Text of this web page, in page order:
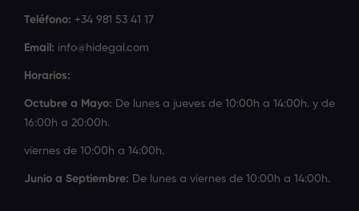
Teléfono: +34 981 53 41 17
Email: info@hidegal.com
Horarios:
Octubre a Mayo: De lunes a jueves de 10:00h a 14:00h. y de
16:00h a 20:00h.
viernes de 10:00h a 14:00h.
Junio a Septiembre: De lunes a viernes de 10:00h a 14:00h.